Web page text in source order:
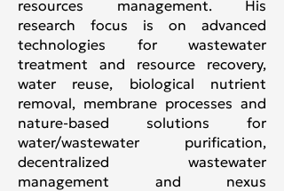
resources management. His
research focus is on advanced
technologies for wastewater
treatment and resource recovery,
water reuse, biological nutrient
removal, membrane processes and
nature-based solutions for
water/wastewater purification,
decentralized wastewater
management and nexus